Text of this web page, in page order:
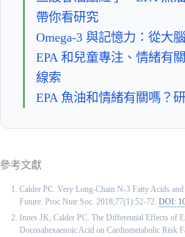
帶你看研究
Omega-3 與記憶力：從大
EPA 和兒童專注、情緒有
線索
EPA 魚油和情緒有關嗎？
參考文獻
Calder PC. Very Long-Chain N-3 Fatty Acids
Future. Proc Nutr Soc. 2018;77(1):52-72. DOI:
Innes JK, Calder PC. The Differential Effects of
Docosahexaenoic Acid on Cardiometabolic Risk